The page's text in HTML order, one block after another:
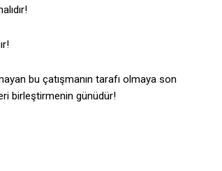
bu çatışmanın tarafı olmaya son
birleştirmenin günüdür!